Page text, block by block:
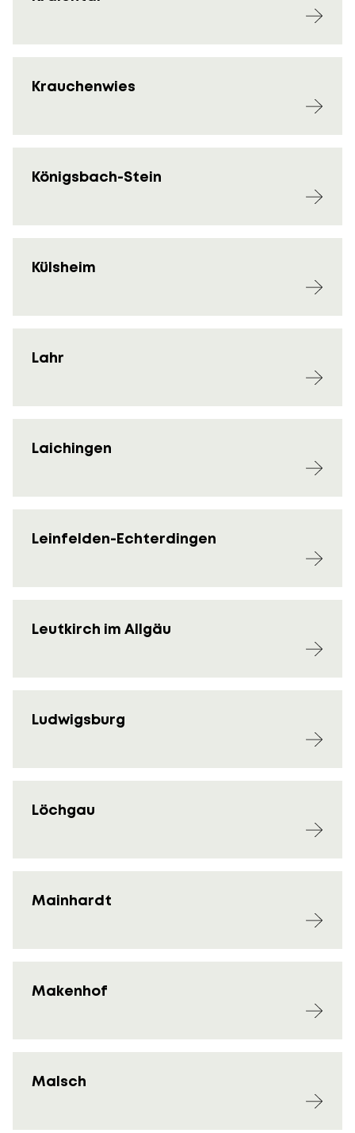
Krauchenwies
Königsbach-Stein
Külsheim
Lahr
Laichingen
Leinfelden-Echterdingen
Leutkirch im Allgäu
Ludwigsburg
Löchgau
Mainhardt
Makenhof
Malsch